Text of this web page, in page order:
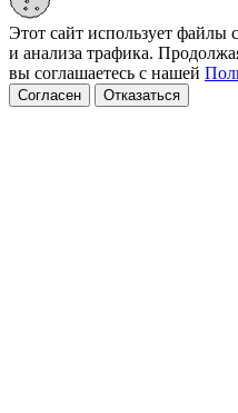
Этот сайт использует файлы
и анализа трафика.
вы соглашаетесь с нашей
Согласен Отказаться